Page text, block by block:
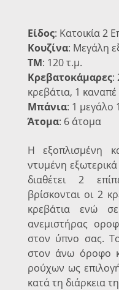
Είδος: Κατοικία 2
Κουζίνα: Μεγάλη
ΤΜ: 120 τ.μ.
Κρεβατοκάμαρες:
κρεβάτια, 1
Μπάνια: 1 μεγάλο
Άτομα: 6 άτομα
Η εξοπλισμένη
ντυμένη
διαθέτει 2
βρίσκονται οι 2
κρεβάτια ενώ
ανεμιστήρας
στον ύπνο σας.
στον άνω όροφο
ρούχων ως
κατά τη διάρκεια